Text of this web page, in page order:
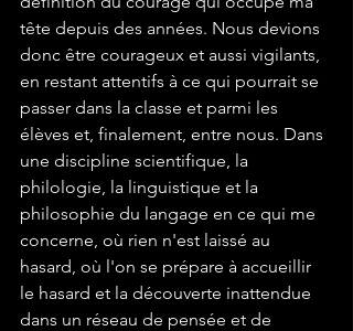
tête depuis des années. Nous devions
donc être courageux et aussi vigilants,
en restant attentifs à ce qui pourrait se
passer dans la classe et parmi les
élèves et, finalement, entre nous. Dans
une discipline scientifique, la
philologie, la linguistique et la
philosophie du langage en ce qui me
concerne, où rien n'est laissé au
hasard, où l'on se prépare à accueillir
le hasard et la découverte inattendue
dans un réseau de pensée et de